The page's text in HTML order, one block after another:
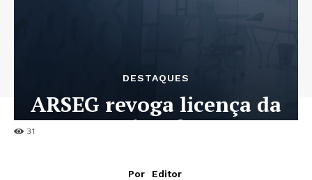
31
DESTAQUES
ARSEG revoga licença da
Internacional Seguros
Por
Editor